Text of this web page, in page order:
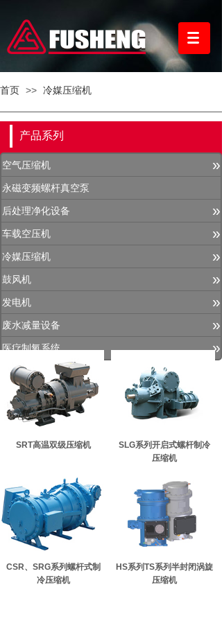
首页 >> 冷媒压缩机
产品系列
空气压缩机 »
永磁变频螺杆真空泵
后处理净化设备 »
车载空压机 »
冷媒压缩机 »
鼓风机 »
发电机 »
废水减量设备 »
医疗制氧系统 »
SRT高温双级压缩机
SLG系列开启式螺杆制冷
压缩机
CSR、SRG系列螺杆式制
冷压缩机
HS系列TS系列半封闭涡旋
压缩机